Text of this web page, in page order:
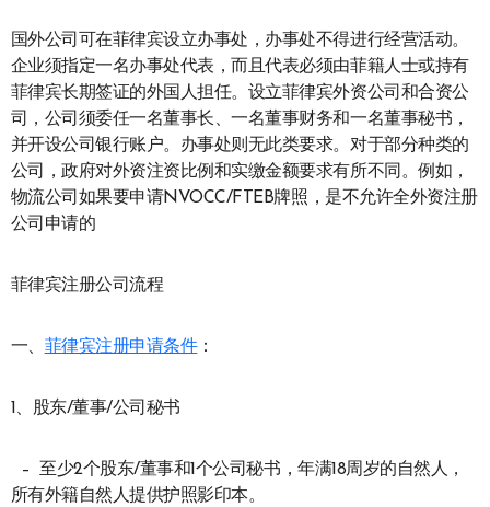
国外公司可在菲律宾设立办事处，办事处不得进行经营活动。
企业须指定一名办事处代表，而且代表必须由菲籍人士或持有
菲律宾长期签证的外国人担任。设立菲律宾外资公司和合资公
司，公司须委任一名董事长、一名董事财务和一名董事秘书，
并开设公司银行账户。办事处则无此类要求。对于部分种类的
公司，政府对外资注资比例和实缴金额要求有所不同。例如，
物流公司如果要申请NVOCC/FTEB牌照，是不允许全外资注册
公司申请的
菲律宾注册公司流程
一、 菲律宾注册申请条件：
1、股东/董事/公司秘书
– 至少2个股东/董事和1个公司秘书，年满18周岁的自然人，
所有外籍自然人提供护照影印本。